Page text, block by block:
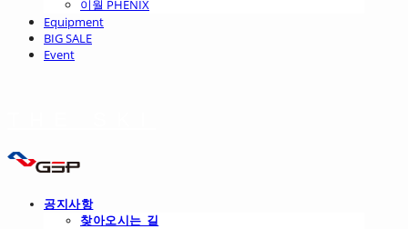
이월 PHENIX
Equipment
BIG SALE
Event
공지사항
찾아오시는 길